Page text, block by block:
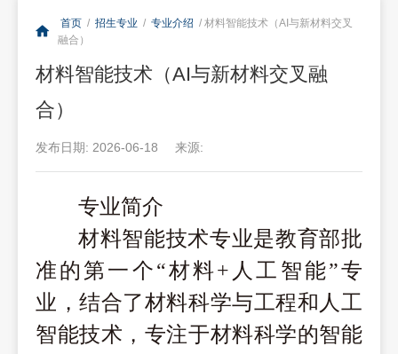
首页 / 招生专业 / 专业介绍 / 材料智能技术（AI与新材料交叉
融合）
材料智能技术（AI与新材料交叉融
合）
发布日期: 2026-06-18 来源:
专业简介
材料智能技术专业是教育部批
准的第一个“材料+人工智能”专
业 ，结合了材料科学与工程和人工
智能技术，专注于材料科学的智能